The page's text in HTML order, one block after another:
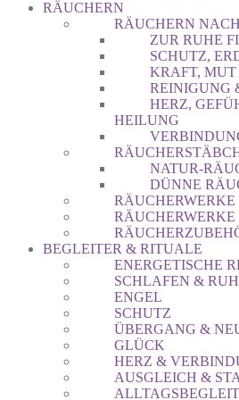
RÄUCHERN
RÄUCHERN
ZUR RUHE
SCHUTZ,
KRAFT,
REINIGUNG
HERZ,
HEILUNG
NATUR-
DÜNNE
BEGLEITER & RITUALE
ENERGETISCHE
SCHLAFEN &
ENGEL
SCHUTZ
ÜBERGANG &
GLÜCK
HERZ &
AUSGLEICH &